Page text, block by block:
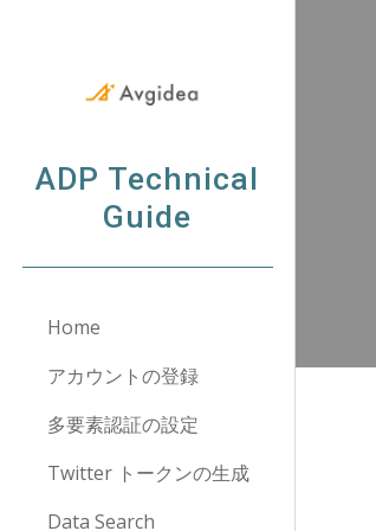
ADP Technical
Guide
Home
アカウントの登録
多要素認証の設定
Twitter トークンの生成
Data Search